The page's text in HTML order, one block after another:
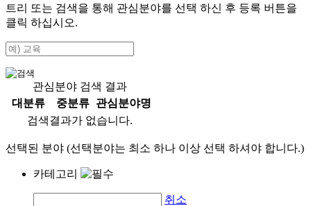
트리 또는 검색을 통해 관심분야를 선택 하신 후 등록 버튼을
클릭 하십시오.
관심분야 검색 결과
대분류
중분류
관심분야명
검색결과가 없습니다.
선택된 분야 (선택분야는 최소 하나 이상 선택 하셔야 합니다.)
카테고리
취소